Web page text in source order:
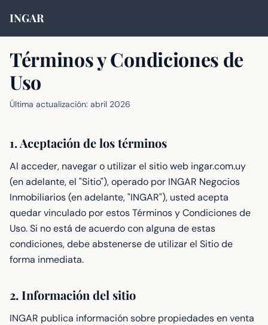
INGAR
Términos y Condiciones de
Uso
Última actualización: abril 2026
1. Aceptación de los términos
Al acceder, navegar o utilizar el sitio web ingar.com.uy
(en adelante, el "Sitio"), operado por INGAR Negocios
Inmobiliarios (en adelante, "INGAR"), usted acepta
quedar vinculado por estos Términos y Condiciones de
Uso. Si no está de acuerdo con alguna de estas
condiciones, debe abstenerse de utilizar el Sitio de
forma inmediata.
2. Información del sitio
INGAR publica información sobre propiedades en venta